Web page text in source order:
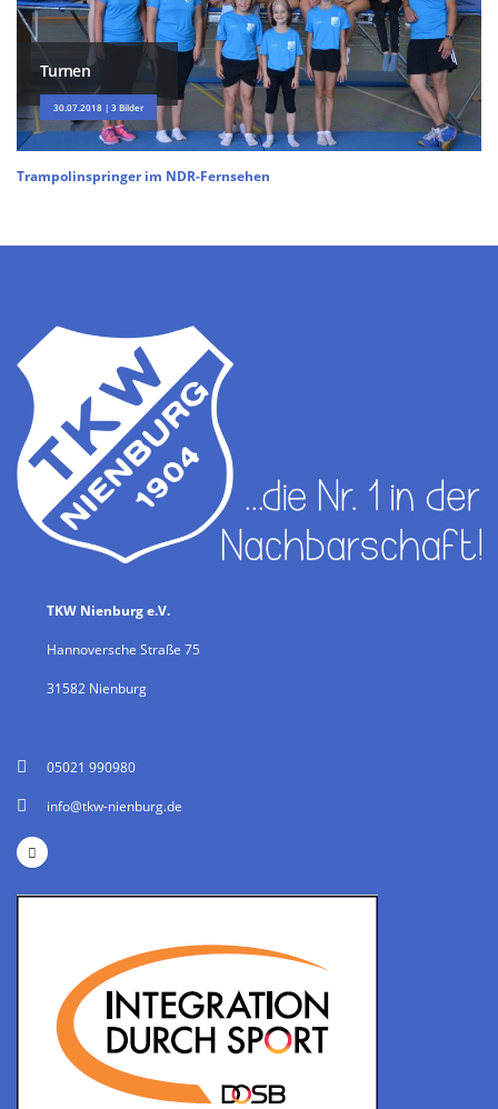
Turnen
30.07.2018 | 3 Bilder
Trampolinspringer im NDR-Fernsehen
TKW Nienburg e.V.
Hannoversche Straße 75
31582 Nienburg
05021 990980
info@tkw-nienburg.de